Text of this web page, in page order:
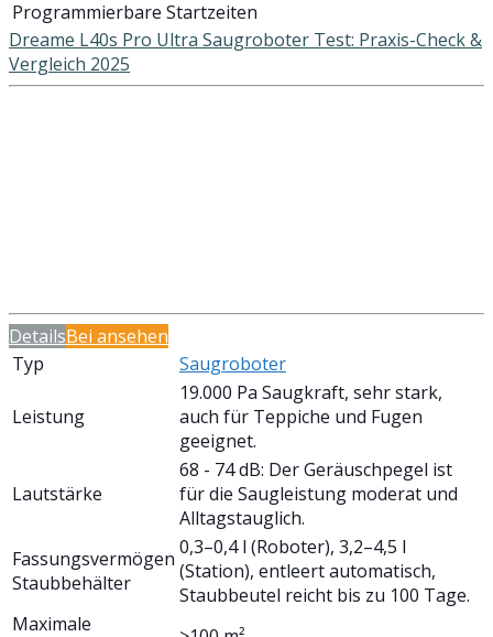
Programmierbare Startzeiten
Dreame L40s Pro Ultra Saugroboter Test: Praxis-Check &
Vergleich 2025
DetailsBei ansehen
Typ
Saugroboter
Leistung
19.000 Pa Saugkraft, sehr stark,
auch für Teppiche und Fugen
geeignet.
Lautstärke
68 - 74 dB: Der Geräuschpegel ist
für die Saugleistung moderat und
Alltagstauglich.
Fassungsvermögen
Staubbehälter
0,3–0,4 l (Roboter), 3,2–4,5 l
(Station), entleert automatisch,
Staubbeutel reicht bis zu 100 Tage.
Maximale